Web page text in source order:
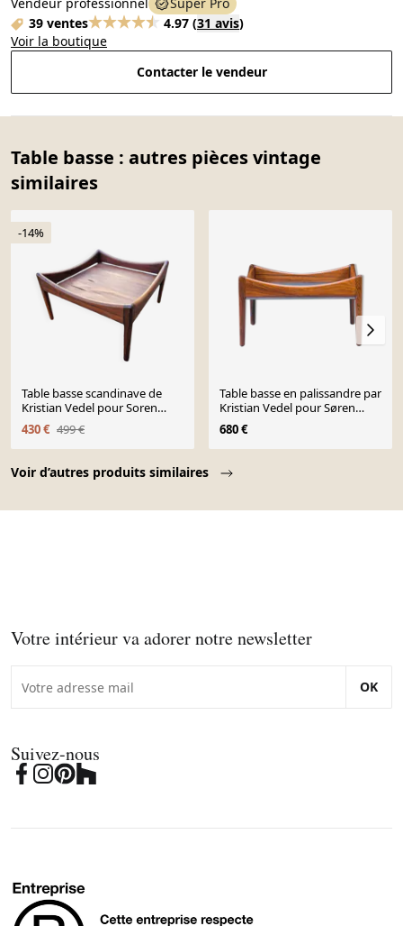
39 ventes
4.97 (31 avis)
Voir la boutique
Contacter le vendeur
Table basse : autres pièces vintage
similaires
Voir d’autres produits similaires
-14%
Table basse scandinave de
Kristian Vedel pour Soren
Wiladsen 1960's
430 € 499 €
Table basse en palissandre par
Kristian Vedel pour Søren
Willadsen Furniture Factory,
années 1960
680 €
Votre intérieur va adorer notre newsletter
OK
Suivez-nous